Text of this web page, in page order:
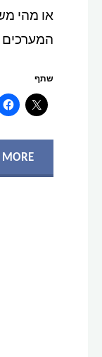
או מהי
המערכים
שתף
MORE